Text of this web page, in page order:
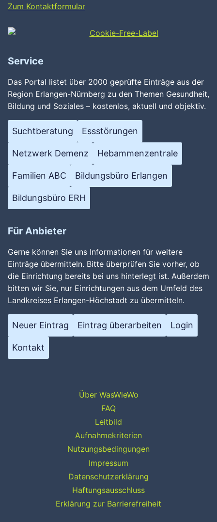
Zum Kontaktformular
Service
Das Portal listet über 2000 geprüfte Einträge aus der
Region Erlangen-Nürnberg zu den Themen Gesundheit,
Bildung und Soziales – kostenlos, aktuell und objektiv.
Suchtberatung Essstörungen
Netzwerk Demenz Hebammenzentrale
Familien ABC Bildungsbüro Erlangen
Bildungsbüro ERH
Für Anbieter
Gerne können Sie uns Informationen für weitere
Einträge übermitteln. Bitte überprüfen Sie vorher, ob
die Einrichtung bereits bei uns hinterlegt ist. Außerdem
bitten wir Sie, nur Einrichtungen aus dem Umfeld des
Landkreises Erlangen-Höchstadt zu übermitteln.
Neuer Eintrag Eintrag überarbeiten Login
Kontakt
Über WasWieWo
FAQ
Leitbild
Aufnahmekriterien
Nutzungsbedingungen
Impressum
Datenschutzerklärung
Haftungsausschluss
Erklärung zur Barrierefreiheit